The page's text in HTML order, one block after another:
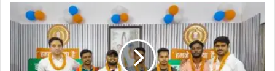
से
कार्यकर्त्ता
से